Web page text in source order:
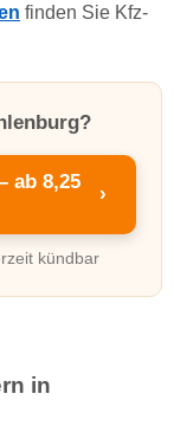
finden Sie Kfz-
ab 8,25
›
kündbar
in